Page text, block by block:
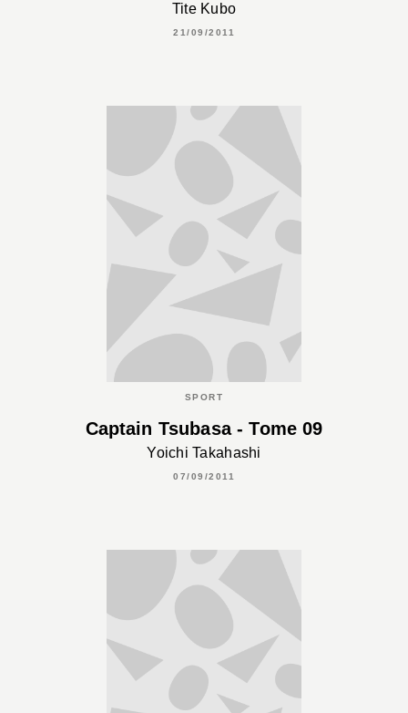
Tite Kubo
21/09/2011
SPORT
Captain Tsubasa - Tome 09
Yoichi Takahashi
07/09/2011